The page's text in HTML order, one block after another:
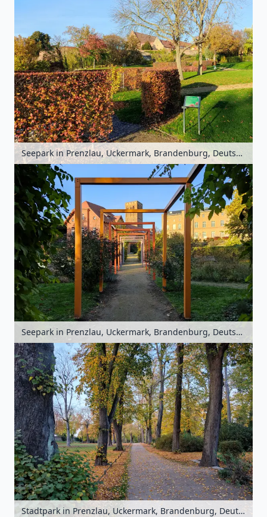
Seepark in Prenzlau, Uckermark, Brandenburg, Deutschland
Seepark in Prenzlau, Uckermark, Brandenburg, Deutschland
Stadtpark in Prenzlau, Uckermark, Brandenburg, Deutschland